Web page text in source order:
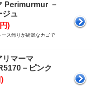
Perimurmur －
ジュ
)
ス飾りが綺麗なカゴで
リマーマ
－ピンク